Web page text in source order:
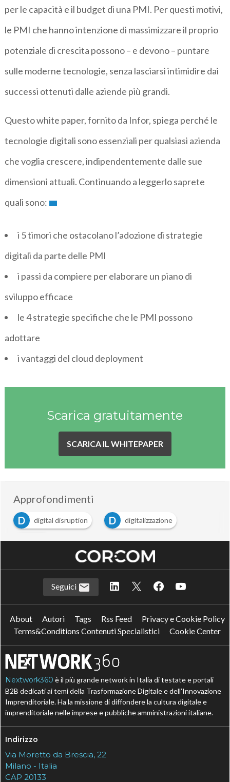
per le capacità e il budget di una PMI. Per questi motivi,
le PMI che hanno intenzione di massimizzare il proprio
potenziale di crescita possono – e devono – puntare
sulle moderne tecnologie, senza lasciarsi intimidire dai
successi ottenuti dalle aziende più grandi.
Questo white paper, fornito da Infor, spiega perché le
tecnologie digitali sono essenziali per qualsiasi azienda
che voglia crescere, indipendentemente dalle sue
dimensioni attuali. Continuando a leggerlo saprete
quali sono:
i 5 timori che ostacolano l’adozione di strategie
digitali da parte delle PMI
i passi da compiere per elaborare un piano di
sviluppo efficace
le 4 strategie specifiche che le PMI possono
adottare
i vantaggi del cloud deployment
Scarica gratuitamente
SCARICA IL WHITEPAPER
Approfondimenti
D
digital disruption D digitalizzazione
P PMI
Seguici
About Autori Tags Rss Feed
Privacy e Cookie Policy
Terms&Conditions Contenuti Specialistici
Cookie Center
Nextwork360 è il più grande network in Italia di testate e portali
B2B dedicati ai temi della Trasformazione Digitale e dell’Innovazione
Imprenditoriale. Ha la missione di diffondere la cultura digitale e
imprenditoriale nelle imprese e pubbliche amministrazioni italiane.
Indirizzo
Via Moretto da Brescia, 22
Milano - Italia
CAP 20133